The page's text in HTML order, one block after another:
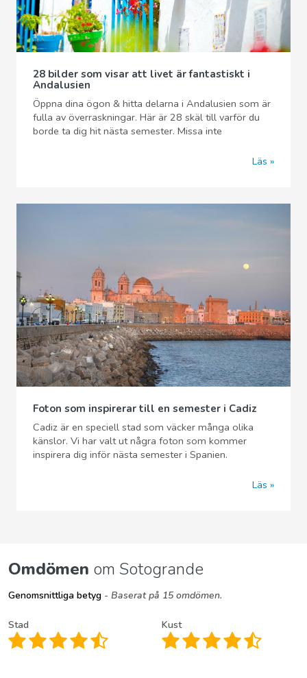
28 bilder som visar att livet är fantastiskt i
Andalusien
Öppna dina ögon & hitta delarna i Andalusien som är
fulla av överraskningar. Här är 28 skäl till varför du
borde ta dig hit nästa semester. Missa inte
Läs
Foton som inspirerar till en semester i Cadiz
Cadiz är en speciell stad som väcker många olika
känslor. Vi har valt ut några foton som kommer
inspirera dig inför nästa semester i Spanien.
Läs
Omdömen om Sotogrande
Genomsnittliga betyg - Baserat på 15 omdömen.
Stad Kust